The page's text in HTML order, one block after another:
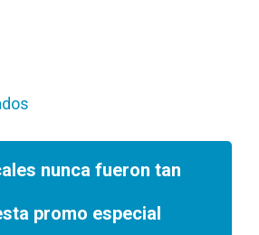
nunca fueron tan
promo especial